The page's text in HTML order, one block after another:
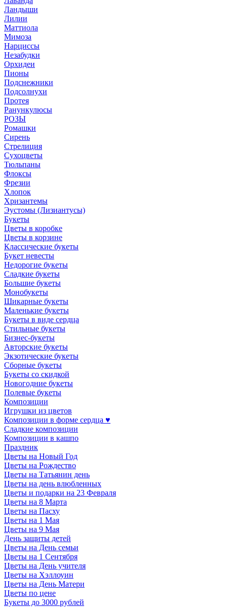
Ландыши
Лилии
Маттиола
Мимоза
Нарциссы
Незабудки
Орхидеи
Пионы
Подснежники
Подсолнухи
Протея
Ранункулюсы
РОЗЫ
Ромашки
Сирень
Стрелиция
Сухоцветы
Тюльпаны
Флоксы
Фрезии
Хлопок
Хризантемы
Эустомы (Лизиантусы)
Букеты
Цветы в коробке
Цветы в корзине
Классические букеты
Букет невесты
Недорогие букеты
Сладкие букеты
Большие букеты
Монобукеты
Шикарные букеты
Маленькие букеты
Букеты в виде сердца
Стильные букеты
Бизнес-букеты
Авторские букеты
Экзотические букеты
Сборные букеты
Букеты со скидкой
Новогодние букеты
Полевые букеты
Композиции
Игрушки из цветов
Композиции в форме сердца ♥
Сладкие композиции
Композиции в кашпо
Праздник
Цветы на Новый Год
Цветы на Рождество
Цветы на Татьянин день
Цветы на день влюбленных
Цветы и подарки на 23 Февраля
Цветы на 8 Марта
Цветы на Пасху
Цветы на 1 Мая
Цветы на 9 Мая
День защиты детей
Цветы на День семьи
Цветы на 1 Сентября
Цветы на День учителя
Цветы на Хэллоуин
Цветы на День Матери
Цветы по цене
Букеты до 3000 рублей